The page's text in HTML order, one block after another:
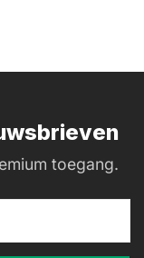
toegang.